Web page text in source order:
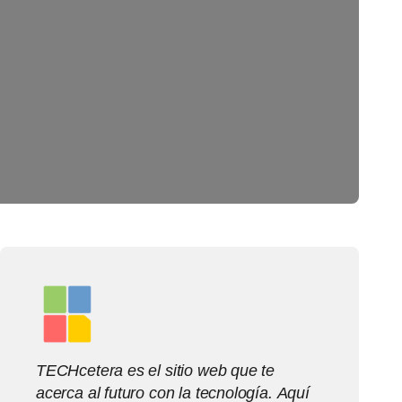
TECHcetera es el sitio web que te
acerca al futuro con la tecnología. Aquí